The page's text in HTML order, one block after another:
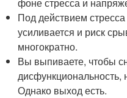
Под действием
усиливается и риск
многократно.
Вы выпиваете, чтобы
дисфункциональность,
Однако выход есть.